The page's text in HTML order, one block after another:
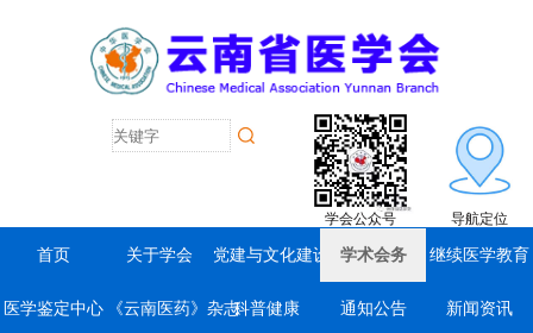
导航定位
学会公众号
首页 关于学会 党建与文化建设 学术会务 继续医学教育
医学鉴定中心 《云南医药》杂志科普健康 通知公告 新闻资讯